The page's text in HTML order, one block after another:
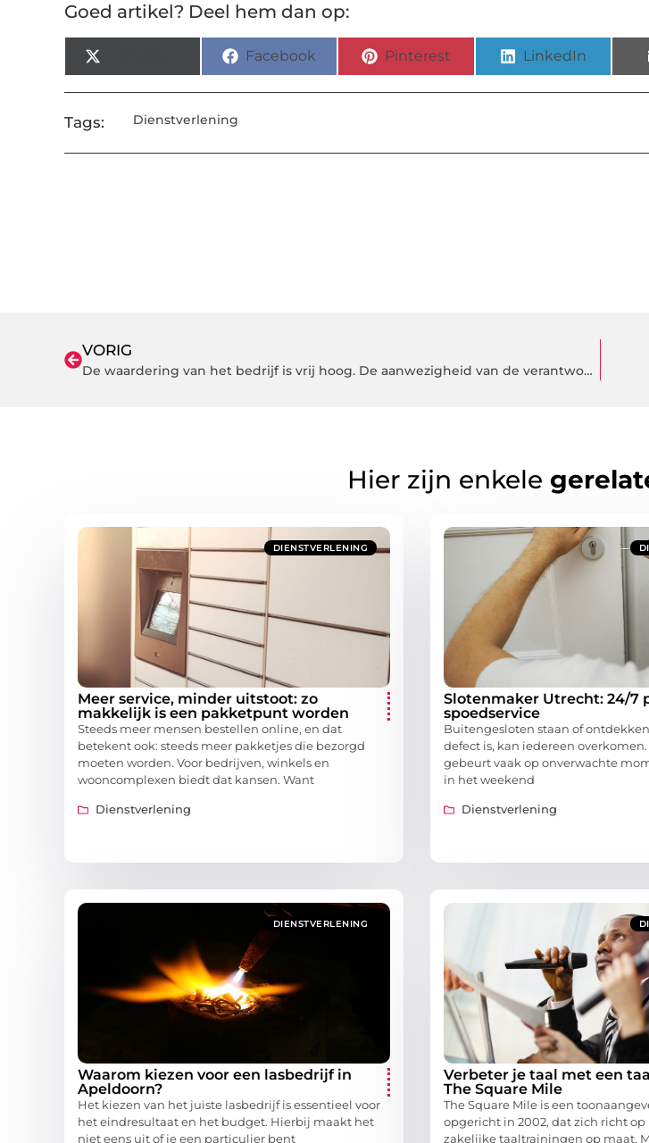
Goed artikel? Deel hem dan op:
Facebook Pinterest LinkedIn
Tags: Dienstverlening
VORIG
De waardering van het bedrijf is vrij hoog. De aanwezigheid van de verantwoordelijkheid.
Hier zijn enkele
DIENSTVERLENING
Meer service, minder uitstoot: zo
makkelijk is een pakketpunt worden
Steeds meer mensen bestellen online, en dat
betekent ook: steeds meer pakketjes die bezorgd
moeten worden. Voor bedrijven, winkels en
wooncomplexen biedt dat kansen. Want
Dienstverlening
Slotenmaker Utrecht: 24/7
spoedservice
Buitengesloten staan of
defect is, kan iedereen
gebeurt vaak op onverwachte
in het weekend
Dienstverlening
DIENSTVERLENING
Waarom kiezen voor een lasbedrijf in
Apeldoorn?
Het kiezen van het juiste lasbedrijf is essentieel voor
het eindresultaat en het budget. Hierbij maakt het
niet eens uit of je een particulier bent
Verbeter je taal met een
The Square Mile
The Square Mile is een
opgericht in 2002, dat zich richt
zakelijke taaltrainingen op maat.